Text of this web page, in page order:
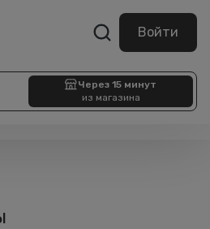
Войти
Через 15 минут
из магазина